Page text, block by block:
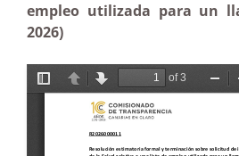
empleo utilizada para un
2026)